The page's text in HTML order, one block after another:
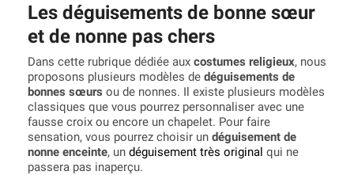
Les déguisements de bonne sœur
et de nonne pas chers
Dans cette rubrique dédiée aux costumes religieux, nous
proposons plusieurs modèles de déguisements de
bonnes sœurs ou de nonnes. Il existe plusieurs modèles
classiques que vous pourrez personnaliser avec une
fausse croix ou encore un chapelet. Pour faire
sensation, vous pourrez choisir un déguisement de
nonne enceinte, un déguisement très original qui ne
passera pas inaperçu.